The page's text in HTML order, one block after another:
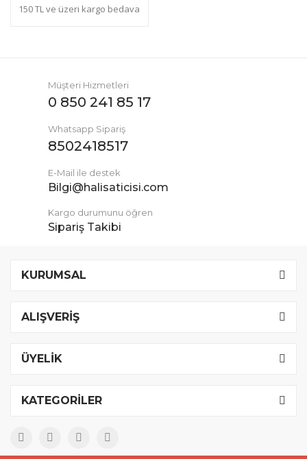
150 TL ve üzeri kargo bedava
Müşteri Hizmetleri
0 850 241 85 17
Whatsapp Sipariş
8502418517
E-Mail ile destek
Bilgi@halisaticisi.com
Kargo durumunu öğren
Sipariş Takibi
KURUMSAL
ALIŞVERİŞ
ÜYELİK
KATEGORİLER